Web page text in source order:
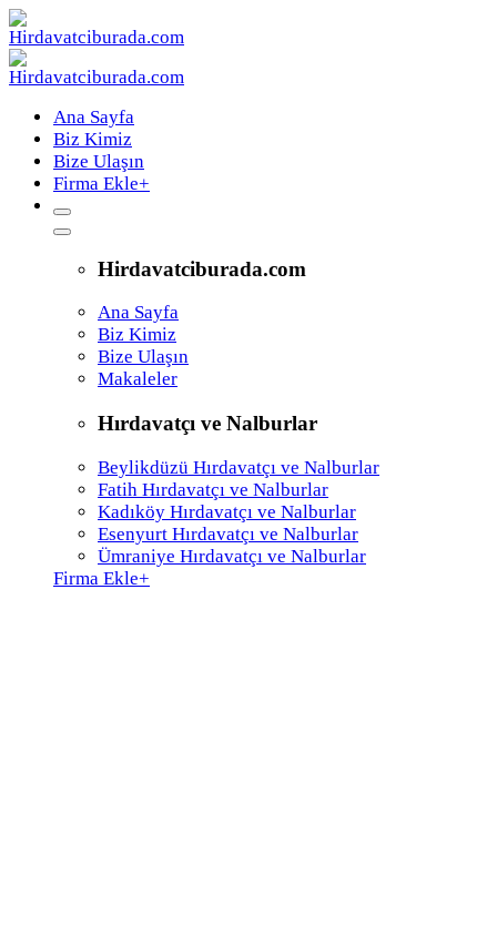
Ana Sayfa
Biz Kimiz
Bize Ulaşın
Firma Ekle+
Hirdavatciburada.com
Ana Sayfa
Biz Kimiz
Bize Ulaşın
Makaleler
Hırdavatçı ve Nalburlar
Beylikdüzü Hırdavatçı ve Nalburlar
Fatih Hırdavatçı ve Nalburlar
Kadıköy Hırdavatçı ve Nalburlar
Esenyurt Hırdavatçı ve Nalburlar
Ümraniye Hırdavatçı ve Nalburlar
Firma Ekle+